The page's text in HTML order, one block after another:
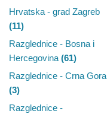
Hrvatska - grad Zagreb
(11)
Razglednice - Bosna i
Hercegovina (61)
Razglednice - Crna Gora
(3)
Razglednice -